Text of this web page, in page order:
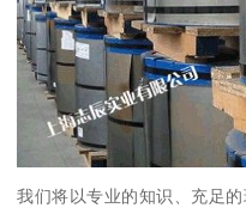
我们将以专业的知识、充足